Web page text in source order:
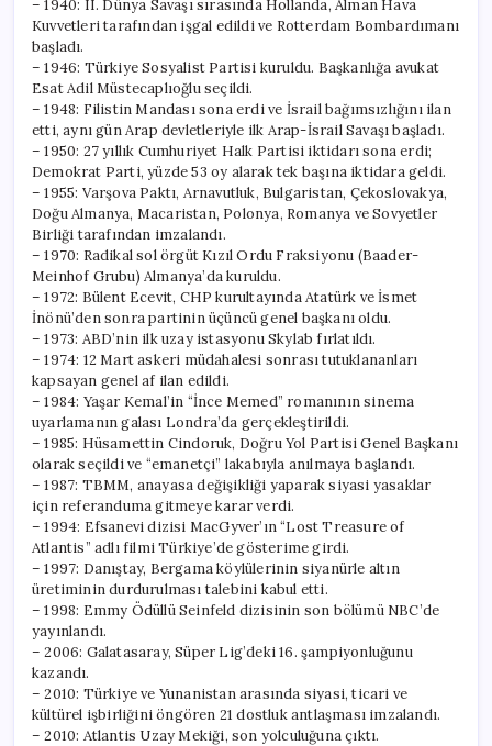
– 1940: II. Dünya Savaşı sırasında Hollanda, Alman Hava
Kuvvetleri tarafından işgal edildi ve Rotterdam Bombardımanı
başladı.
– 1946: Türkiye Sosyalist Partisi kuruldu. Başkanlığa avukat
Esat Adil Müstecaplıoğlu seçildi.
– 1948: Filistin Mandası sona erdi ve İsrail bağımsızlığını ilan
etti, aynı gün Arap devletleriyle ilk Arap-İsrail Savaşı başladı.
– 1950: 27 yıllık Cumhuriyet Halk Partisi iktidarı sona erdi;
Demokrat Parti, yüzde 53 oy alarak tek başına iktidara geldi.
– 1955: Varşova Paktı, Arnavutluk, Bulgaristan, Çekoslovakya,
Doğu Almanya, Macaristan, Polonya, Romanya ve Sovyetler
Birliği tarafından imzalandı.
– 1970: Radikal sol örgüt Kızıl Ordu Fraksiyonu (Baader-
Meinhof Grubu) Almanya’da kuruldu.
– 1972: Bülent Ecevit, CHP kurultayında Atatürk ve İsmet
İnönü’den sonra partinin üçüncü genel başkanı oldu.
– 1973: ABD’nin ilk uzay istasyonu Skylab fırlatıldı.
– 1974: 12 Mart askeri müdahalesi sonrası tutuklananları
kapsayan genel af ilan edildi.
– 1984: Yaşar Kemal’in “İnce Memed” romanının sinema
uyarlamanın galası Londra’da gerçekleştirildi.
– 1985: Hüsamettin Cindoruk, Doğru Yol Partisi Genel Başkanı
olarak seçildi ve “emanetçi” lakabıyla anılmaya başlandı.
– 1987: TBMM, anayasa değişikliği yaparak siyasi yasaklar
için referanduma gitmeye karar verdi.
– 1994: Efsanevi dizisi MacGyver’ın “Lost Treasure of
Atlantis” adlı filmi Türkiye’de gösterime girdi.
– 1997: Danıştay, Bergama köylülerinin siyanürle altın
üretiminin durdurulması talebini kabul etti.
– 1998: Emmy Ödüllü Seinfeld dizisinin son bölümü NBC’de
yayınlandı.
– 2006: Galatasaray, Süper Lig’deki 16. şampiyonluğunu
kazandı.
– 2010: Türkiye ve Yunanistan arasında siyasi, ticari ve
kültürel işbirliğini öngören 21 dostluk antlaşması imzalandı.
– 2010: Atlantis Uzay Mekiği, son yolculuğuna çıktı.